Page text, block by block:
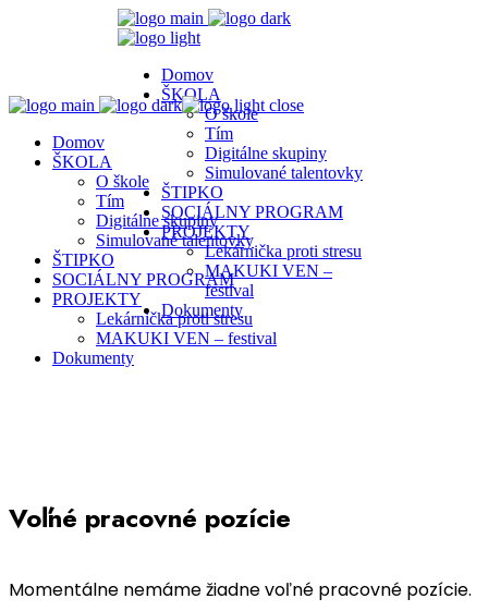
Domov
ŠKOLA
O škole
Tím
Digitálne skupiny
Simulované talentovky
ŠTIPKO
SOCIÁLNY PROGRAM
PROJEKTY
Lekárnička proti stresu
MAKUKI VEN –
festival
Dokumenty
close
Domov
ŠKOLA
O škole
Tím
Digitálne skupiny
Simulované talentovky
ŠTIPKO
SOCIÁLNY PROGRAM
PROJEKTY
Lekárnička proti stresu
MAKUKI VEN – festival
Dokumenty
Voľné pracovné pozície
Momentálne nemáme žiadne voľné pracovné pozície.